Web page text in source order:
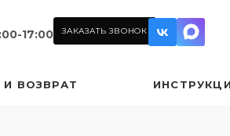
17:00 ЗАКАЗАТЬ ЗВОНОК
ВОЗВРАТ